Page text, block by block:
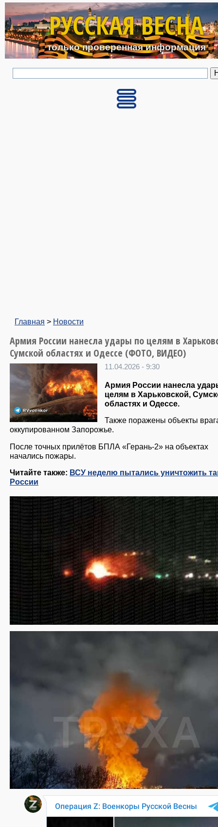
Перейти к основному
РУССКАЯ ВЕСНА
только проверенная информация
Главная > Новости
Армия России нанесла удары по целям в
Сумской областях и Одессе (ФОТО, ВИДЕО)
11.04.2026 - 9:30
Армия России нанесла
целям в Харьковской,
областях и Одессе.
Также поражены объекты
оккупированном Запорожье.
После точных прилётов БПЛА «Герань-2» на объектах
начались пожары.
Читайте также: ВСУ неделю пытались уничтожить
России